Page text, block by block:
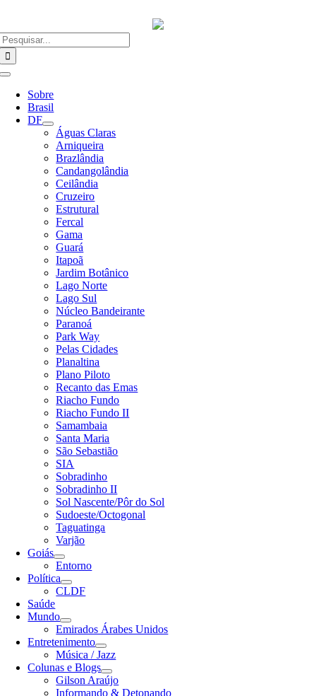
o
conteúdo
Alternar
Navegação
Sobre
Brasil
DF
Águas Claras
Arniqueira
Brazlândia
Candangolândia
Ceilândia
Cruzeiro
Estrutural
Fercal
Gama
Guará
Itapoã
Jardim Botânico
Lago Norte
Lago Sul
Núcleo Bandeirante
Paranoá
Park Way
Pelas Cidades
Planaltina
Plano Piloto
Recanto das Emas
Riacho Fundo
Riacho Fundo II
Samambaia
Santa Maria
São Sebastião
SIA
Sobradinho
Sobradinho II
Sol Nascente/Pôr do Sol
Sudoeste/Octogonal
Taguatinga
Varjão
Goiás
Entorno
Política
CLDF
Saúde
Mundo
Emirados Árabes Unidos
Entretenimento
Música / Jazz
Colunas e Blogs
Gilson Araújo
Informando & Detonando